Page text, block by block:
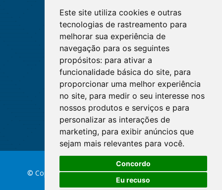
Este site utiliza cookies e outras
tecnologias de rastreamento para
melhorar sua experiência de
navegação para os seguintes
propósitos: para ativar a
funcionalidade básica do site, para
proporcionar uma melhor experiência
no site, para medir o seu interesse nos
nossos produtos e serviços e para
personalizar as interações de
marketing, para exibir anúncios que
sejam mais relevantes para você.
Concordo
Eu recuso
© Copyright 2026 Conselho Federal de Enfermagem